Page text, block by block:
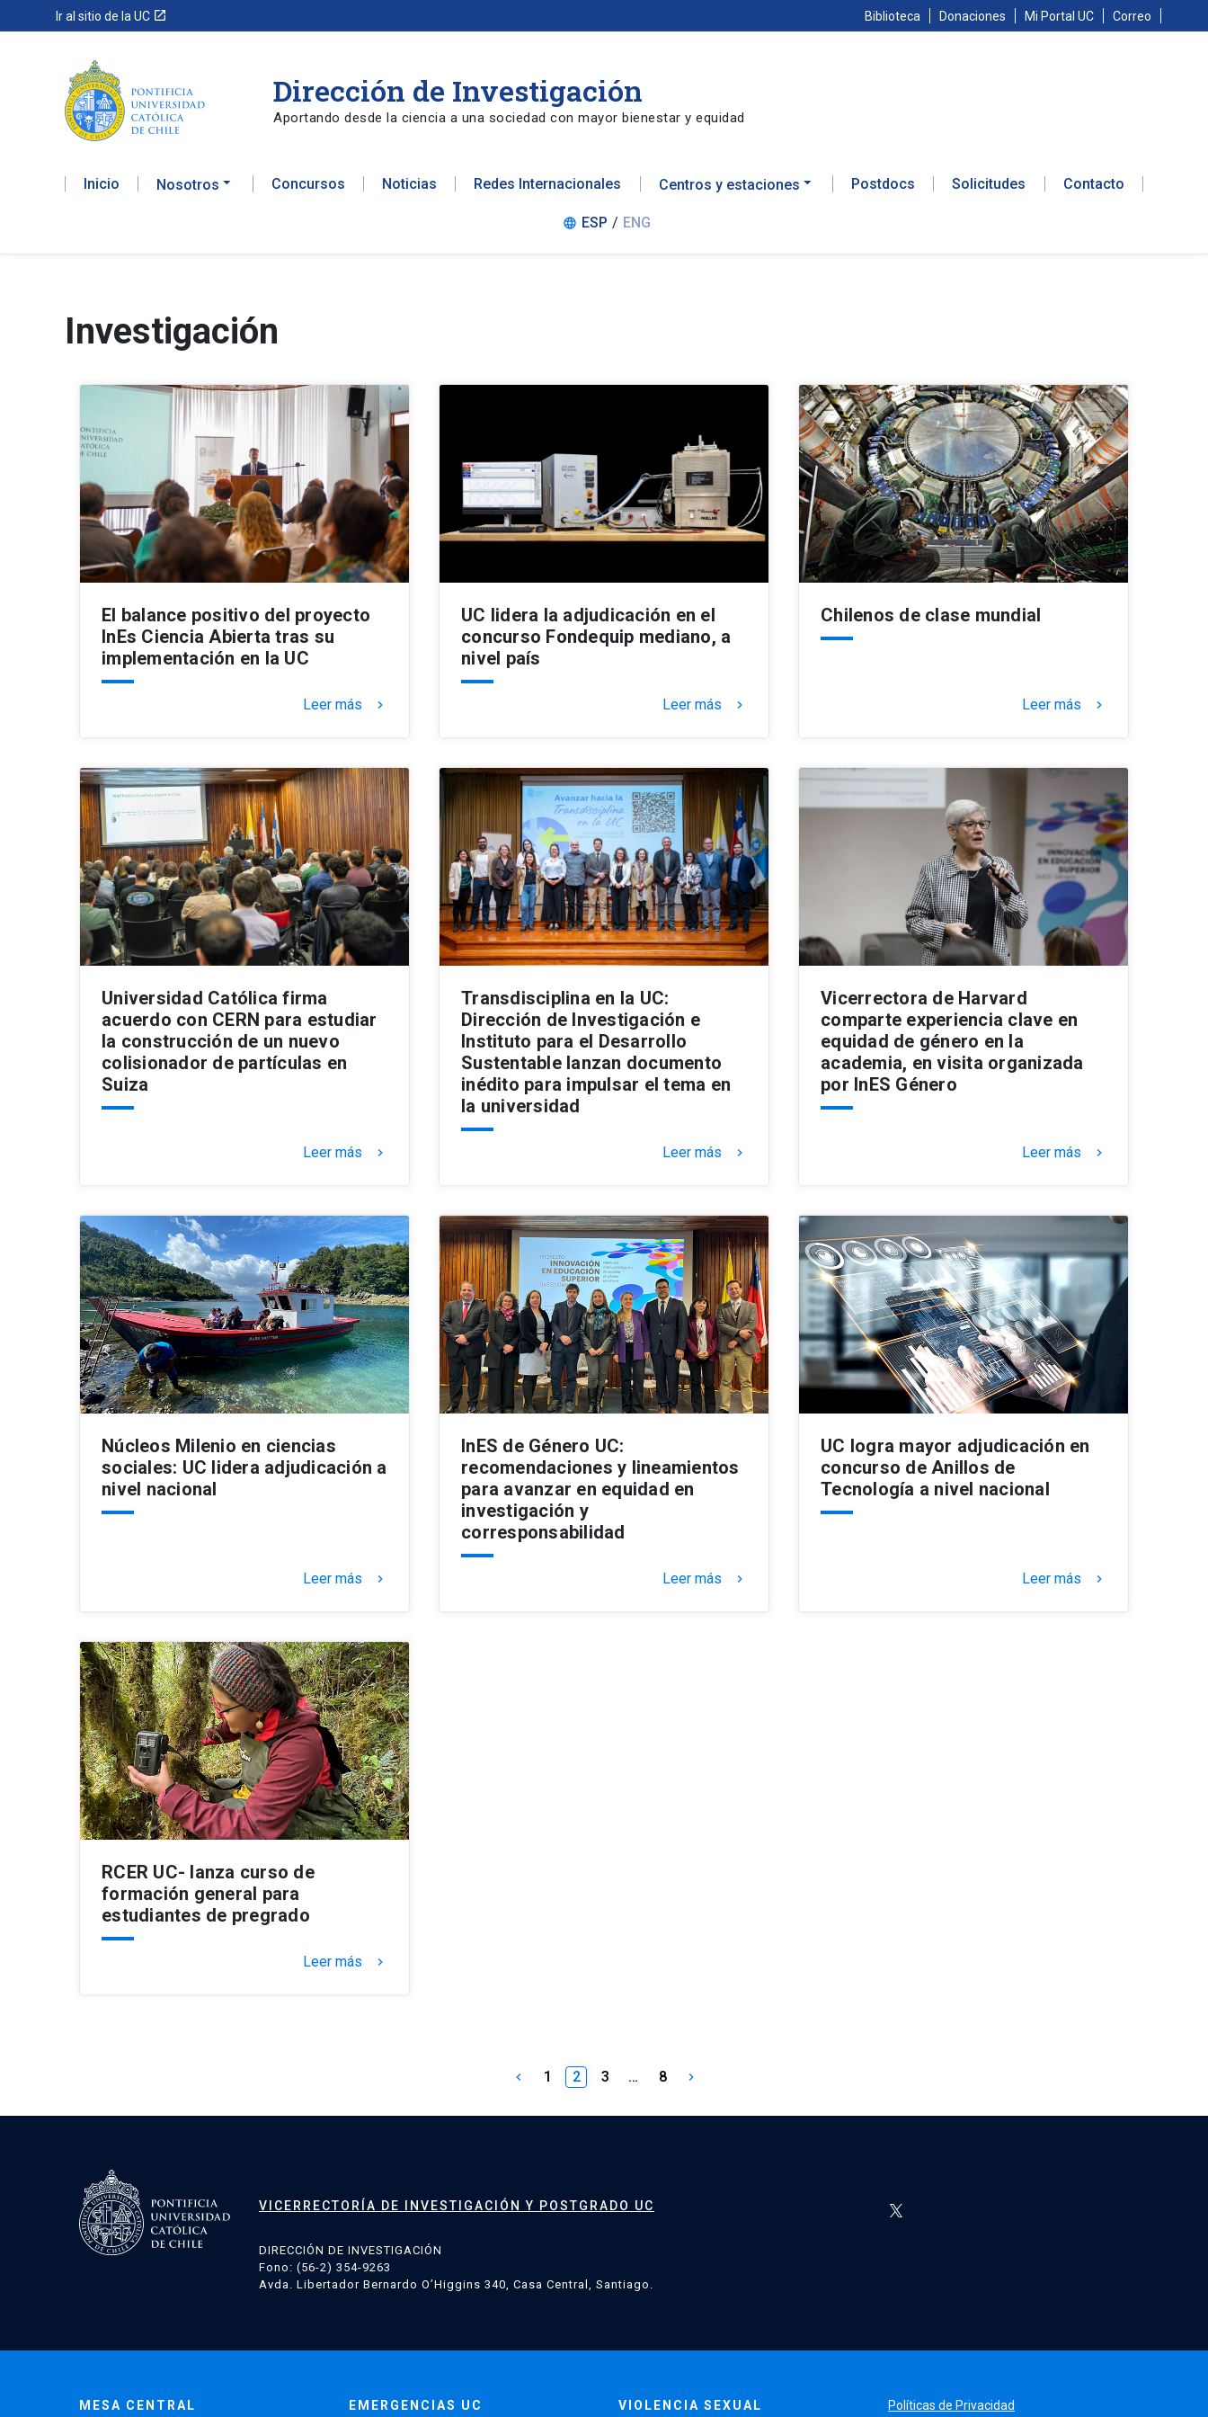
Ir al sitio de la UC launch Biblioteca Donaciones Mi Portal UC Correo
Dirección de Investigación
Aportando desde la ciencia a una sociedad con mayor bienestar y equidad
Inicio Nosotros Concursos Noticias Redes Internacionales Centros y estaciones Postdocs Solicitudes Contacto
language ESP / ENG
Investigación
El balance positivo del proyecto
InEs Ciencia Abierta tras su
implementación en la UC
Leer más keyboard_arrow_right
UC lidera la adjudicación en el
concurso Fondequip mediano, a
nivel país
Leer más keyboard_arrow_right
Chilenos de clase mundial
Leer más keyboard_arrow_right
Universidad Católica firma
acuerdo con CERN para estudiar
la construcción de un nuevo
colisionador de partículas en
Suiza
Leer más keyboard_arrow_right
Transdisciplina en la UC:
Dirección de Investigación e
Instituto para el Desarrollo
Sustentable lanzan documento
inédito para impulsar el tema en
la universidad
Leer más keyboard_arrow_right
Vicerrectora de Harvard
comparte experiencia clave en
equidad de género en la
academia, en visita organizada
por InES Género
Leer más keyboard_arrow_right
Núcleos Milenio en ciencias
sociales: UC lidera adjudicación a
nivel nacional
Leer más keyboard_arrow_right
InES de Género UC:
recomendaciones y lineamientos
para avanzar en equidad en
investigación y
corresponsabilidad
Leer más keyboard_arrow_right
UC logra mayor adjudicación en
concurso de Anillos de
Tecnología a nivel nacional
Leer más keyboard_arrow_right
RCER UC- lanza curso de
formación general para
estudiantes de pregrado
Leer más keyboard_arrow_right
keyboard_arrow_left 1 2 3 … 8 keyboard_arrow_right
VICERRECTORÍA DE INVESTIGACIÓN Y POSTGRADO UC
DIRECCIÓN DE INVESTIGACIÓN
Fono: (56-2) 354-9263
Avda. Libertador Bernardo O’Higgins 340, Casa Central, Santiago.
MESA CENTRAL EMERGENCIAS UC VIOLENCIA SEXUAL Políticas de Privacidad